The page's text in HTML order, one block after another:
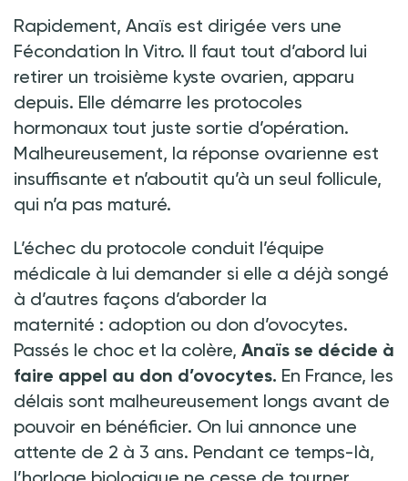
Rapidement, Anaïs est dirigée vers une
Fécondation In Vitro. Il faut tout d’abord lui
retirer un troisième kyste ovarien, apparu
depuis. Elle démarre les protocoles
hormonaux tout juste sortie d’opération.
Malheureusement, la réponse ovarienne est
insuffisante et n’aboutit qu’à un seul follicule,
qui n’a pas maturé.
L’échec du protocole conduit l’équipe
médicale à lui demander si elle a déjà songé
à d’autres façons d’aborder la
maternité : adoption ou don d’ovocytes.
Passés le choc et la colère, Anaïs se décide à
faire appel au don d’ovocytes. En France, les
délais sont malheureusement longs avant de
pouvoir en bénéficier. On lui annonce une
attente de 2 à 3 ans. Pendant ce temps-là,